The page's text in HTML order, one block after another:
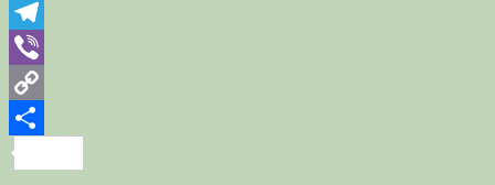
WhatsApp
Telegram
Viber
Copy
Link